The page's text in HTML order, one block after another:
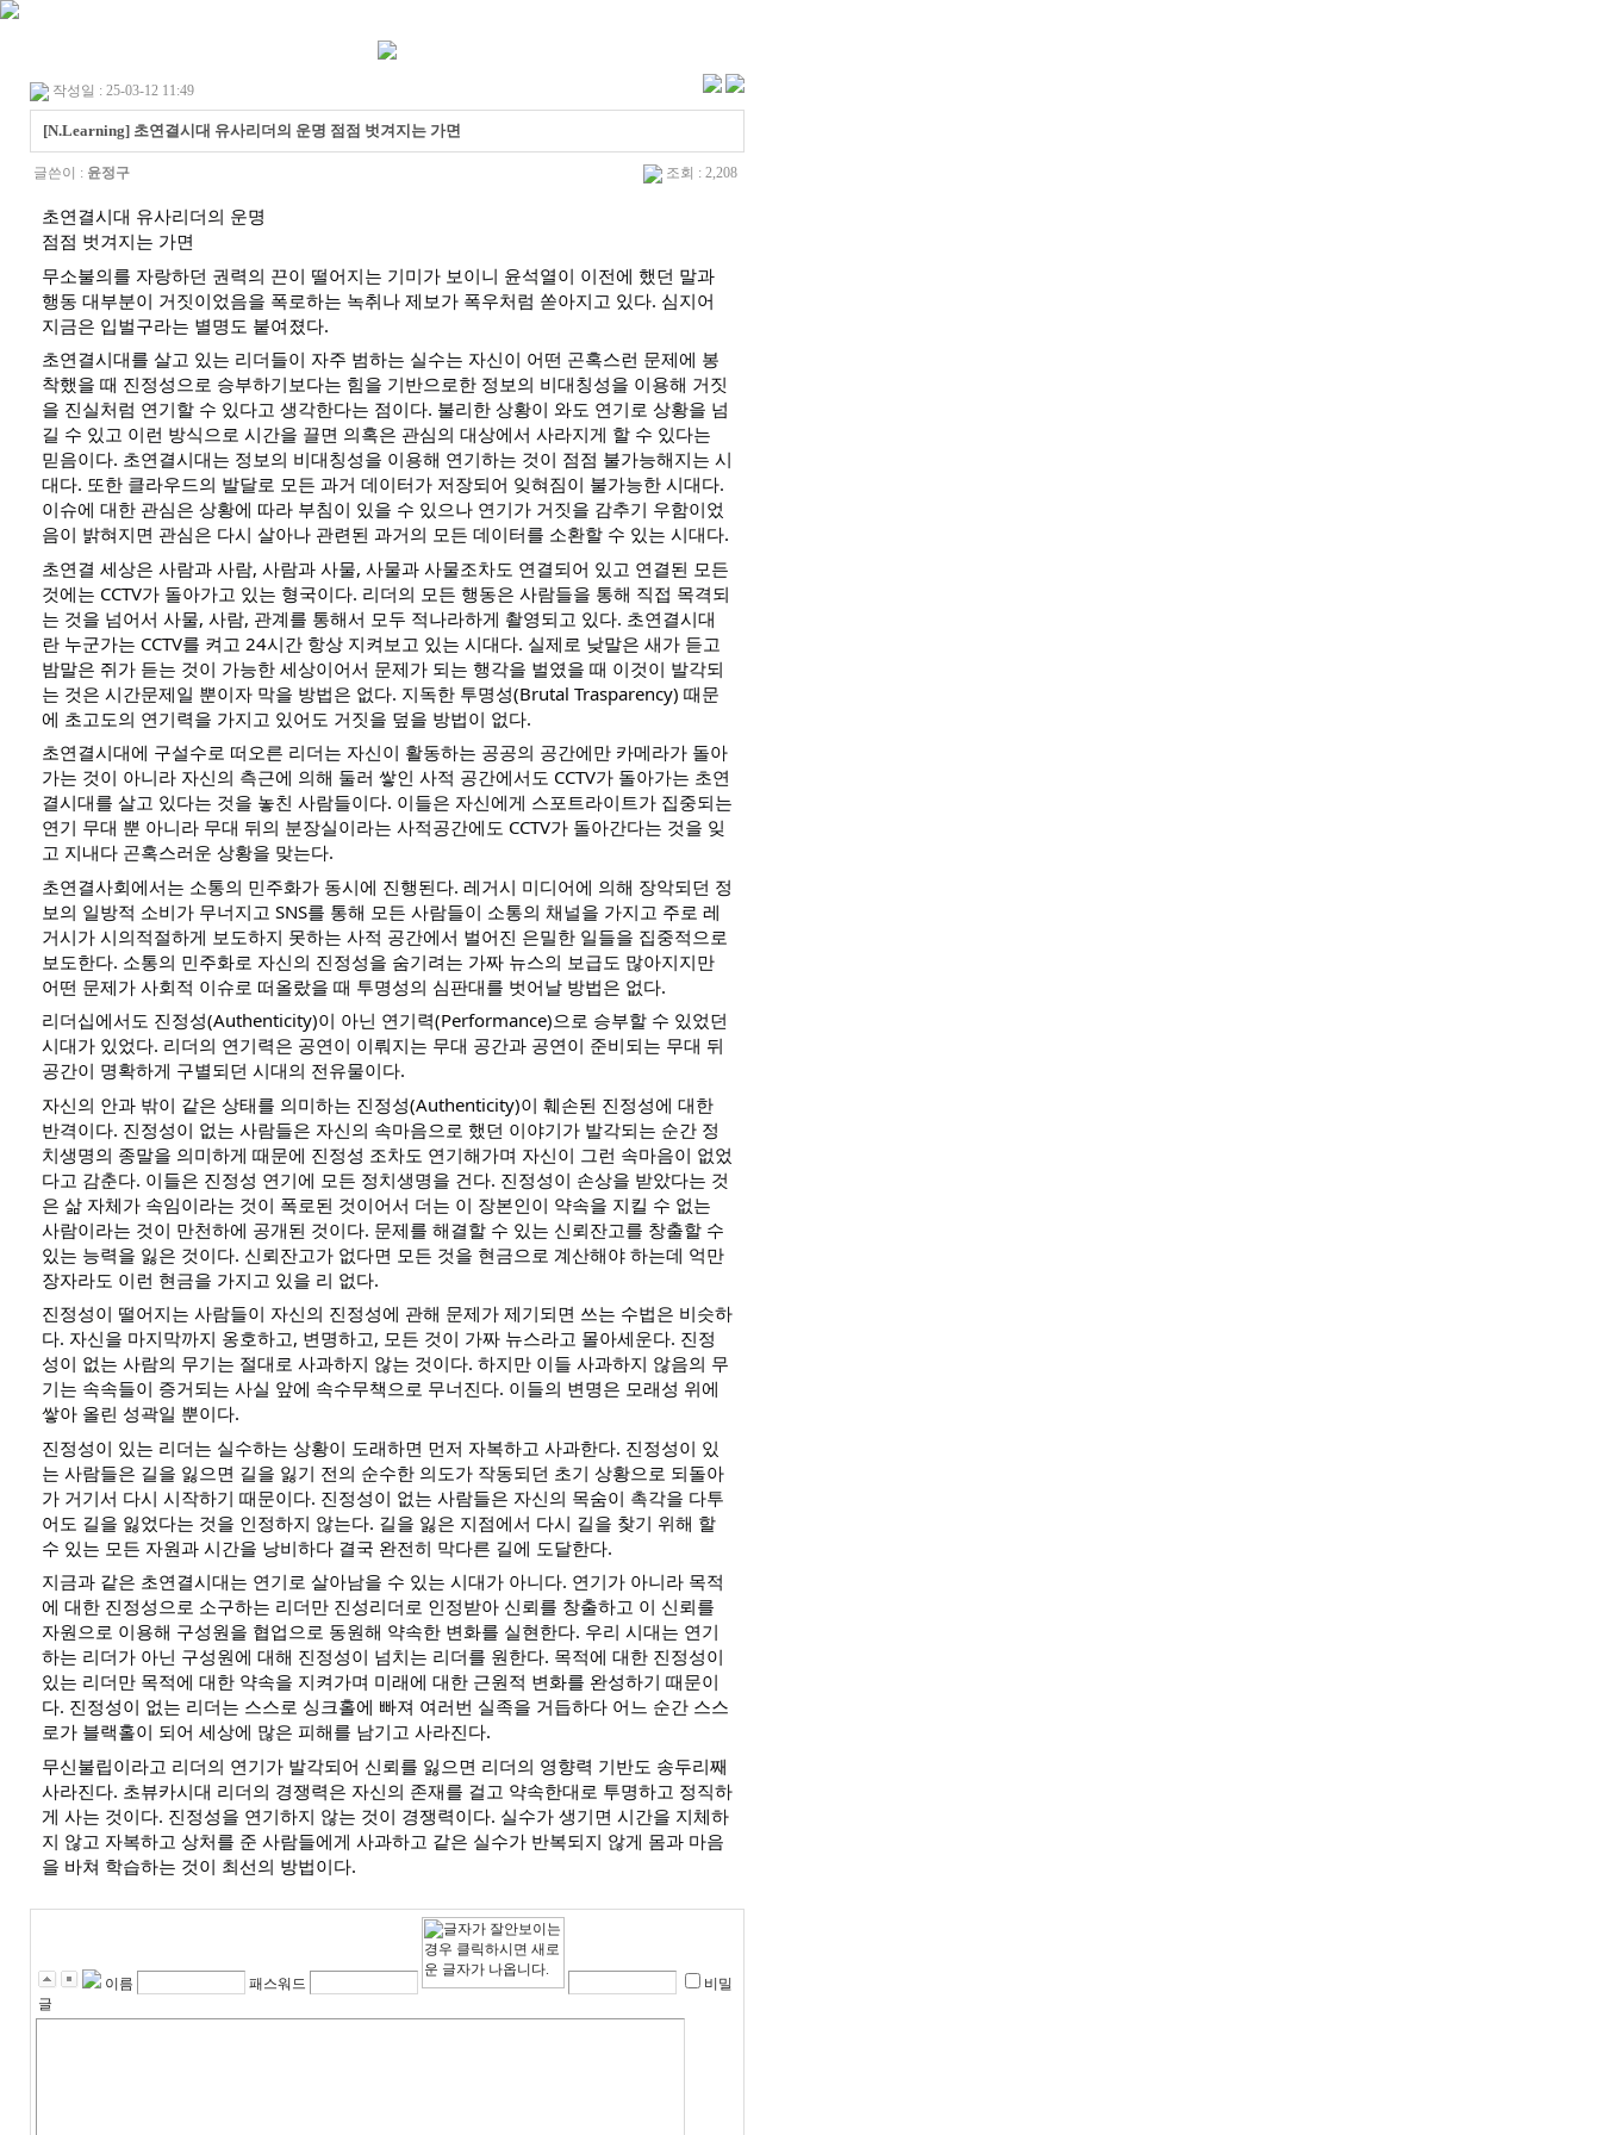
작성일 : 25-03-12 11:49
[N.Learning] 초연결시대 유사리더의 운명 점점 벗겨지는 가면
글쓴이 : 윤정구 조회 : 2,208
초연결시대 유사리더의 운명
점점 벗겨지는 가면
무소불의를 자랑하던 권력의 끈이 떨어지는 기미가 보이니 윤석열이 이전에 했던 말과
행동 대부분이 거짓이었음을 폭로하는 녹취나 제보가 폭우처럼 쏟아지고 있다. 심지어
지금은 입벌구라는 별명도 붙여졌다.
초연결시대를 살고 있는 리더들이 자주 범하는 실수는 자신이 어떤 곤혹스런 문제에 봉
착했을 때 진정성으로 승부하기보다는 힘을 기반으로한 정보의 비대칭성을 이용해 거짓
을 진실처럼 연기할 수 있다고 생각한다는 점이다. 불리한 상황이 와도 연기로 상황을 넘
길 수 있고 이런 방식으로 시간을 끌면 의혹은 관심의 대상에서 사라지게 할 수 있다는
믿음이다. 초연결시대는 정보의 비대칭성을 이용해 연기하는 것이 점점 불가능해지는 시
대다. 또한 클라우드의 발달로 모든 과거 데이터가 저장되어 잊혀짐이 불가능한 시대다.
이슈에 대한 관심은 상황에 따라 부침이 있을 수 있으나 연기가 거짓을 감추기 우함이었
음이 밝혀지면 관심은 다시 살아나 관련된 과거의 모든 데이터를 소환할 수 있는 시대다.
초연결 세상은 사람과 사람, 사람과 사물, 사물과 사물조차도 연결되어 있고 연결된 모든
것에는 CCTV가 돌아가고 있는 형국이다. 리더의 모든 행동은 사람들을 통해 직접 목격되
는 것을 넘어서 사물, 사람, 관계를 통해서 모두 적나라하게 촬영되고 있다. 초연결시대
란 누군가는 CCTV를 켜고 24시간 항상 지켜보고 있는 시대다. 실제로 낮말은 새가 듣고
밤말은 쥐가 듣는 것이 가능한 세상이어서 문제가 되는 행각을 벌였을 때 이것이 발각되
는 것은 시간문제일 뿐이자 막을 방법은 없다. 지독한 투명성(Brutal Trasparency) 때문
에 초고도의 연기력을 가지고 있어도 거짓을 덮을 방법이 없다.
초연결시대에 구설수로 떠오른 리더는 자신이 활동하는 공공의 공간에만 카메라가 돌아
가는 것이 아니라 자신의 측근에 의해 둘러 쌓인 사적 공간에서도 CCTV가 돌아가는 초연
결시대를 살고 있다는 것을 놓친 사람들이다. 이들은 자신에게 스포트라이트가 집중되는
연기 무대 뿐 아니라 무대 뒤의 분장실이라는 사적공간에도 CCTV가 돌아간다는 것을 잊
고 지내다 곤혹스러운 상황을 맞는다.
초연결사회에서는 소통의 민주화가 동시에 진행된다. 레거시 미디어에 의해 장악되던 정
보의 일방적 소비가 무너지고 SNS를 통해 모든 사람들이 소통의 채널을 가지고 주로 레
거시가 시의적절하게 보도하지 못하는 사적 공간에서 벌어진 은밀한 일들을 집중적으로
보도한다. 소통의 민주화로 자신의 진정성을 숨기려는 가짜 뉴스의 보급도 많아지지만
어떤 문제가 사회적 이슈로 떠올랐을 때 투명성의 심판대를 벗어날 방법은 없다.
리더십에서도 진정성(Authenticity)이 아닌 연기력(Performance)으로 승부할 수 있었던
시대가 있었다. 리더의 연기력은 공연이 이뤄지는 무대 공간과 공연이 준비되는 무대 뒤
공간이 명확하게 구별되던 시대의 전유물이다.
자신의 안과 밖이 같은 상태를 의미하는 진정성(Authenticity)이 훼손된 진정성에 대한
반격이다. 진정성이 없는 사람들은 자신의 속마음으로 했던 이야기가 발각되는 순간 정
치생명의 종말을 의미하게 때문에 진정성 조차도 연기해가며 자신이 그런 속마음이 없었
다고 감춘다. 이들은 진정성 연기에 모든 정치생명을 건다. 진정성이 손상을 받았다는 것
은 삶 자체가 속임이라는 것이 폭로된 것이어서 더는 이 장본인이 약속을 지킬 수 없는
사람이라는 것이 만천하에 공개된 것이다. 문제를 해결할 수 있는 신뢰잔고를 창출할 수
있는 능력을 잃은 것이다. 신뢰잔고가 없다면 모든 것을 현금으로 계산해야 하는데 억만
장자라도 이런 현금을 가지고 있을 리 없다.
진정성이 떨어지는 사람들이 자신의 진정성에 관해 문제가 제기되면 쓰는 수법은 비슷하
다. 자신을 마지막까지 옹호하고, 변명하고, 모든 것이 가짜 뉴스라고 몰아세운다. 진정
성이 없는 사람의 무기는 절대로 사과하지 않는 것이다. 하지만 이들 사과하지 않음의 무
기는 속속들이 증거되는 사실 앞에 속수무책으로 무너진다. 이들의 변명은 모래성 위에
쌓아 올린 성곽일 뿐이다.
진정성이 있는 리더는 실수하는 상황이 도래하면 먼저 자복하고 사과한다. 진정성이 있
는 사람들은 길을 잃으면 길을 잃기 전의 순수한 의도가 작동되던 초기 상황으로 되돌아
가 거기서 다시 시작하기 때문이다. 진정성이 없는 사람들은 자신의 목숨이 촉각을 다투
어도 길을 잃었다는 것을 인정하지 않는다. 길을 잃은 지점에서 다시 길을 찾기 위해 할
수 있는 모든 자원과 시간을 낭비하다 결국 완전히 막다른 길에 도달한다.
지금과 같은 초연결시대는 연기로 살아남을 수 있는 시대가 아니다. 연기가 아니라 목적
에 대한 진정성으로 소구하는 리더만 진성리더로 인정받아 신뢰를 창출하고 이 신뢰를
자원으로 이용해 구성원을 협업으로 동원해 약속한 변화를 실현한다. 우리 시대는 연기
하는 리더가 아닌 구성원에 대해 진정성이 넘치는 리더를 원한다. 목적에 대한 진정성이
있는 리더만 목적에 대한 약속을 지켜가며 미래에 대한 근원적 변화를 완성하기 때문이
다. 진정성이 없는 리더는 스스로 싱크홀에 빠져 여러번 실족을 거듭하다 어느 순간 스스
로가 블랙홀이 되어 세상에 많은 피해를 남기고 사라진다.
무신불립이라고 리더의 연기가 발각되어 신뢰를 잃으면 리더의 영향력 기반도 송두리째
사라진다. 초뷰카시대 리더의 경쟁력은 자신의 존재를 걸고 약속한대로 투명하고 정직하
게 사는 것이다. 진정성을 연기하지 않는 것이 경쟁력이다. 실수가 생기면 시간을 지체하
지 않고 자복하고 상처를 준 사람들에게 사과하고 같은 실수가 반복되지 않게 몸과 마음
을 바쳐 학습하는 것이 최선의 방법이다.
이름 패스워드
비밀
글